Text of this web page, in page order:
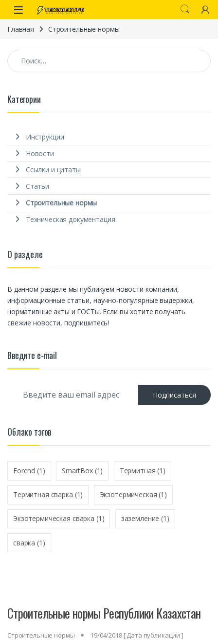
Перейти к навигации
перейти к содержанию
Open
Главная Строительные нормы
Строительные нормы Республики Казахстан
Строительные нормы 19/04/2018 [ Дата публикации ]
Найти:
Категории
Инструкции
Новости
Ссылки и цитаты
Статьи
Строительные нормы
Техническая документация
О разделе
В данном разделе мы публикуем новости компании,
информационные статьи, научно-популярные выдержки,
нормативные акты и ГОСТы. Если вы хотите получать
свежие новости, подпишитесь!
Введите e-mail
l
*
Подписаться
Облако тэгов
Forend (1) SmartBox(1) Термитная (1)
Термитная сварка (1) Экзотермическая (1)
Экзотермическая сварка (1) заземление (1)
сварка (1)